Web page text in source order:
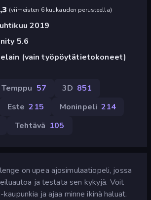
(viimeisten 6 kuukauden perusteella)
2019
5.6
(vain työpöytätietokoneet)
Temppu 57 3D 851
Este 215 Moninpeli 214
Tehtävä 105
on upea ajosimulaatiopeli, jossa
ja testata sen kykyjä. Voit
ja ajaa minne ikinä haluat.